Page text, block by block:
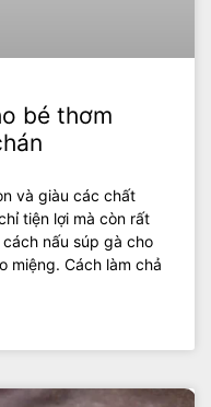
bé thơm
và giàu các chất
tiện lợi mà còn rất
nấu súp gà cho
miệng. Cách làm chả